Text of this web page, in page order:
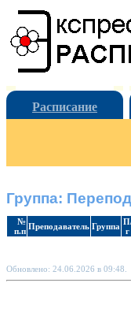
Расписание
Группа:
№
п.п Преподаватель Группа
г
Обновлено: 24.06.2026 в 09:48.